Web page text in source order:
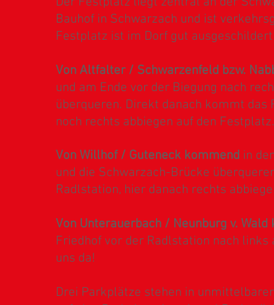
Bauhof in Schwarzach und ist
Festplatz ist im Dorf gut
Von Altfalter / Schwarzenfeld bzw.
und am Ende vor der Biegung nach
überqueren. Direkt danach kommt das
noch rechts abbiegen auf den
Von Willhof / Guteneck kommend in
und die Schwarzach-Brücke
Radlstation, hier danach rechts
Von Unterauerbach / Neunburg v. Wald
Friedhof vor der Radlstation nach
uns da!
Drei Parkplätze stehen in